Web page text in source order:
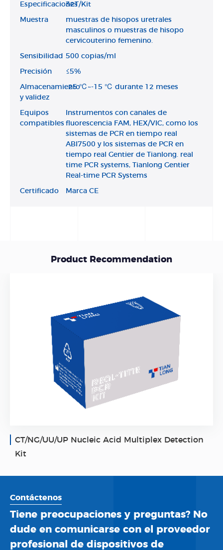
Especificaciones32T/Kit
Muestra
muestras de hisopos uretrales
masculinos o muestras de hisopo
cervicouterino femenino.
Sensibilidad 500 copias/ml
Precisión ≤5%
Almacenamiento
y validez
-25 ℃~-15 ℃ durante 12 meses
Equipos
compatibles
Instrumentos con canales de
fluorescencia FAM, HEX/VIC, como los
sistemas de PCR en tiempo real
ABI7500 y los sistemas de PCR en
tiempo real Gentier de Tianlong. real
time PCR systems, Tianlong Gentier
Real-time PCR Systems
Certificado Marca CE
Product Recommendation
CT/NG/UU/UP Nucleic Acid Multiplex Detection
Kit
Contáctenos
Tiene preocupaciones y preguntas? No
dude en comunicarse con el proveedor
profesional de dispositivos de